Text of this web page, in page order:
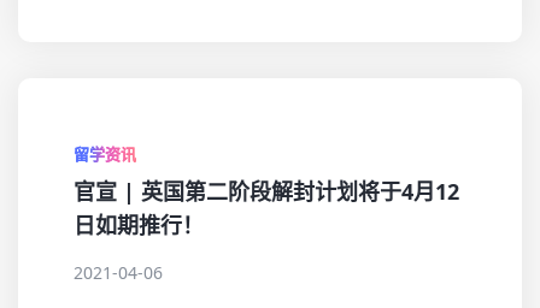
留学资讯
官宣 | 英国第二阶段解封计划将于4月12
日如期推行！
2021-04-06